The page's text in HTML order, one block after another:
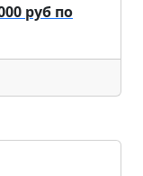
руб по